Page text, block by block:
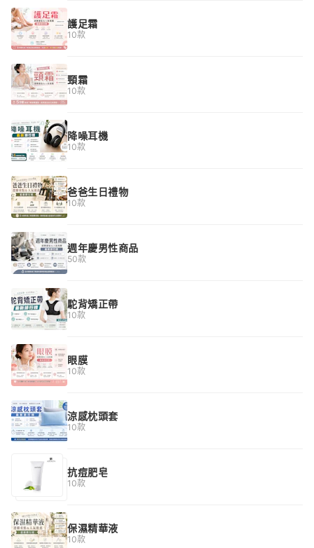
護足霜
10款
頸霜
10款
降噪耳機
10款
爸爸生日禮物
10款
週年慶男性商品
50款
駝背矯正帶
10款
眼膜
10款
涼感枕頭套
10款
抗痘肥皂
10款
保濕精華液
10款